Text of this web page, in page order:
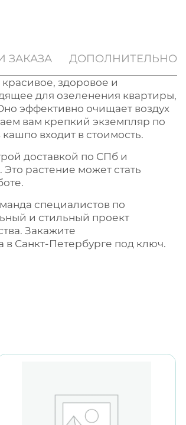
ЗАКАЗА ДОПОЛНИТЕЛЬНО
здоровое и
для озеленения квартиры,
эффективно очищает воздух
вам крепкий экземпляр по
входит в стоимость.
доставкой по СПб и
растение может стать
специалистов по
и стильный проект
Закажите
в Санкт-Петербурге под ключ.